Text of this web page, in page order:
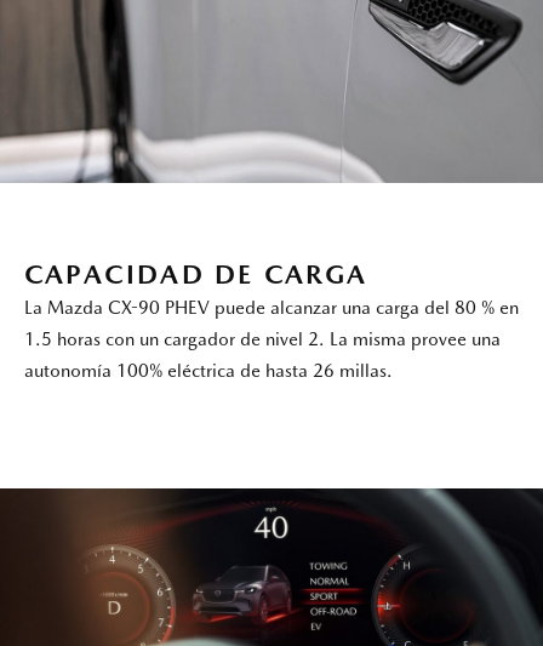
CAPACIDAD DE CARGA
La Mazda CX-90 PHEV puede alcanzar una carga del 80 % en
1.5 horas con un cargador de nivel 2. La misma provee una
autonomía 100% eléctrica de hasta 26 millas.